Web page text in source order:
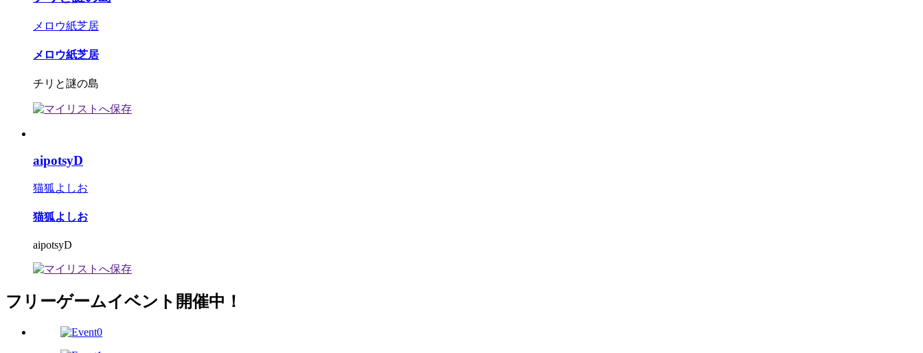
メロウ紙芝居
メロウ紙芝居
チリと謎の島
aipotsyD
猫狐よしお
猫狐よしお
aipotsyD
フリーゲームイベント開催中！